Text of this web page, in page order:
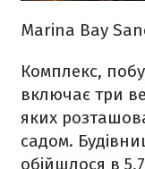
Marina Bay
Комплекс,
включає три
яких
садом.
обійшлося в